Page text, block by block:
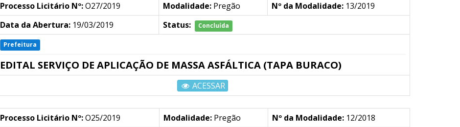
Processo Licitário Nº:O27/2019 Modalidade:Pregão Nº da Modalidade:13/2019
Data da Abertura:19/03/2019 Status: Concluída
Prefeitura
EDITAL SERVIÇO DE APLICAÇÃO DE MASSA ASFÁLTICA (TAPA BURACO)
ACESSAR
Processo Licitário Nº:O25/2019 Modalidade:Pregão Nº da Modalidade:12/2018